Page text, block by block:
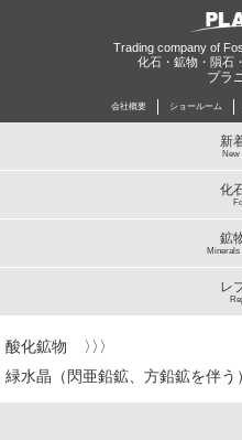
Trading company of
化石・鉱物・隕石
プラ
会社概要 ショールーム
新
New
化
鉱
Minerals
レ
酸化鉱物
緑水晶（閃亜鉛鉱、方鉛鉱を伴